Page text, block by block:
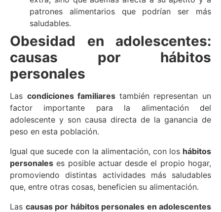
patrones alimentarios que podrían ser más
saludables.
Obesidad en adolescentes:
causas por hábitos
personales
Las condiciones familiares también representan un
factor importante para la alimentación del
adolescente y son causa directa de la ganancia de
peso en esta población.
Igual que sucede con la alimentación, con los hábitos
personales es posible actuar desde el propio hogar,
promoviendo distintas actividades más saludables
que, entre otras cosas, beneficien su alimentación.
Las causas por hábitos personales en adolescentes